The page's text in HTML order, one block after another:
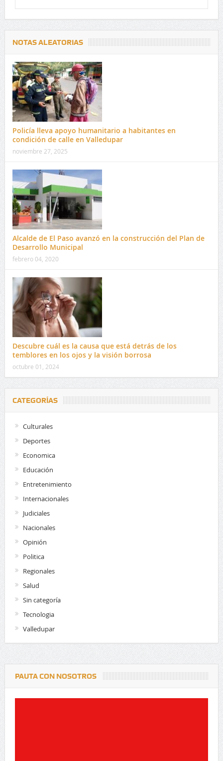
NOTAS ALEATORIAS
Policía lleva apoyo humanitario a habitantes en
condición de calle en Valledupar
noviembre 27, 2025
Alcalde de El Paso avanzó en la construcción del Plan de
Desarrollo Municipal
febrero 04, 2020
Descubre cuál es la causa que está detrás de los
temblores en los ojos y la visión borrosa
octubre 01, 2024
CATEGORÍAS
Culturales
Deportes
Economica
Educación
Entretenimiento
Internacionales
Judiciales
Nacionales
Opinión
Politica
Regionales
Salud
Sin categoría
Tecnologia
Valledupar
PAUTA CON NOSOTROS